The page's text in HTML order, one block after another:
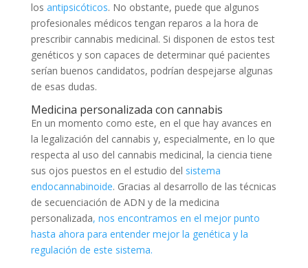
los antipsicóticos. No obstante, puede que algunos
profesionales médicos tengan reparos a la hora de
prescribir cannabis medicinal. Si disponen de estos test
genéticos y son capaces de determinar qué pacientes
serían buenos candidatos, podrían despejarse algunas
de esas dudas.
Medicina personalizada con cannabis
En un momento como este, en el que hay avances en
la legalización del cannabis y, especialmente, en lo que
respecta al uso del cannabis medicinal, la ciencia tiene
sus ojos puestos en el estudio del sistema
endocannabinoide. Gracias al desarrollo de las técnicas
de secuenciación de ADN y de la medicina
personalizada, nos encontramos en el mejor punto
hasta ahora para entender mejor la genética y la
regulación de este sistema.